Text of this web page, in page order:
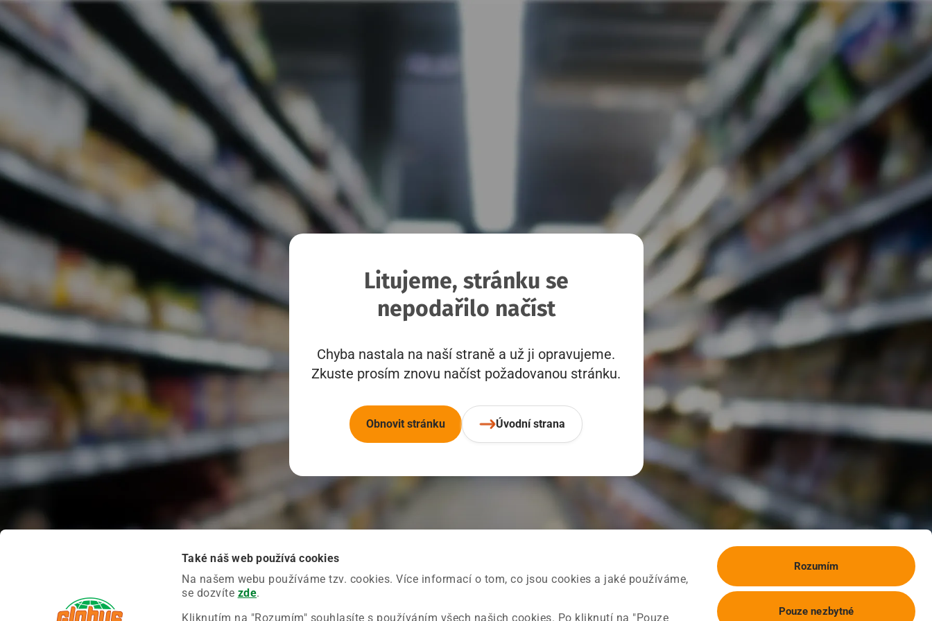
Také náš web používá cookies
Na našem webu používáme tzv. cookies. Více informací o tom, co jsou cookies a jaké používáme,
se dozvíte zde.
Kliknutím na "Rozumím" souhlasíte s používáním všech našich cookies. Po kliknutí na "Pouze
Rozumím
Pouze nezbytné
Litujeme, stránku se
nepodařilo načíst
Chyba nastala na naší straně a už ji opravujeme.
Zkuste prosím znovu načíst požadovanou stránku.
Obnovit stránku Úvodní strana